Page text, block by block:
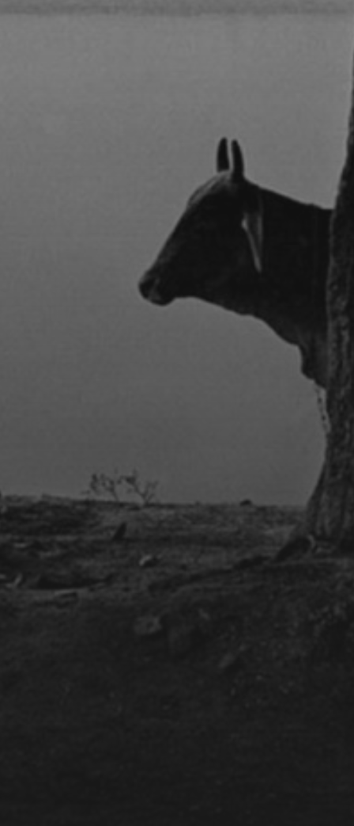
CONCERTS DE MUSIQUE
CLASSIQUE INDIENNE
COURS & WORSHOP TABLA